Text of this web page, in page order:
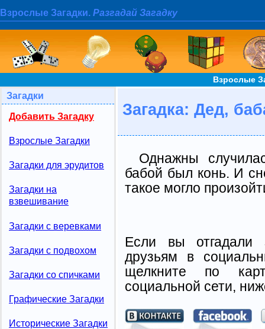
Взрослые Загадки. Разгадай Загадку
Взрослые
Загадки
Добавить Загадку
Взрослые Загадки
Загадки для эрудитов
Загадки на
взвешивание
Загадки с веревками
Загадки с подвохом
Загадки со спичками
Графические Загадки
Исторические Загадки
Загадка: Дед,
Однажны
бабой был конь. И
такое могло
Если вы отгадали
друзьям в
щелкните по
социальной сети,